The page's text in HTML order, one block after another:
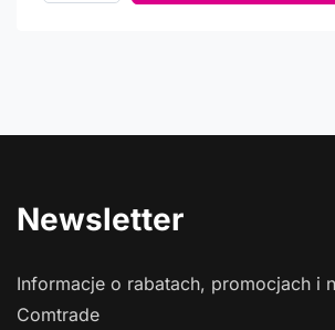
Newsletter
Informacje o rabatach, promocjach i
Comtrade